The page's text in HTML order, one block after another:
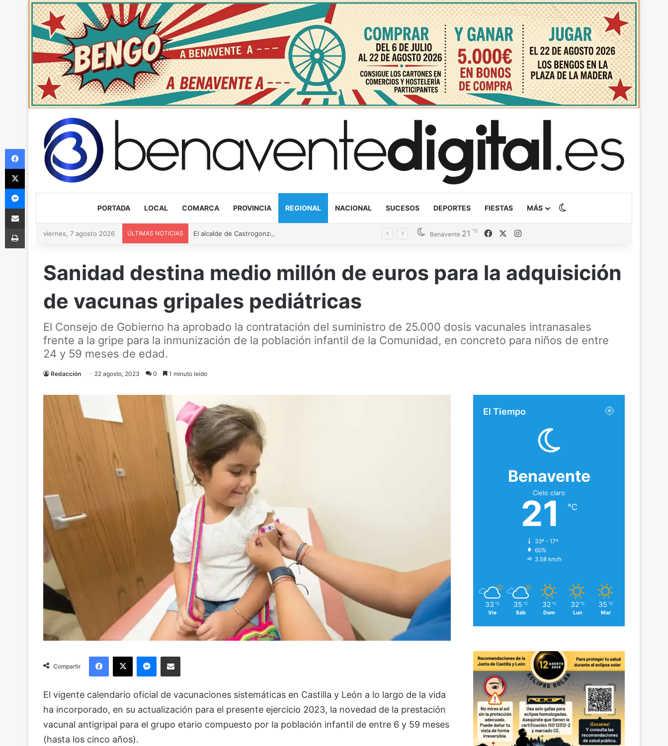
PORTADA LOCAL COMARCA PROVINCIA REGIONAL NACIONAL SUCESOS DEPORTES FIESTAS MÁS
viernes, 7 agosto 2026 ÚLTIMAS NOTICIAS Benavente 21 ℃ FacebookInstagram
Sanidad destina medio millón de euros para la adquisición
de vacunas gripales pediátricas
El Consejo de Gobierno ha aprobado la contratación del suministro de 25.000 dosis vacunales intranasales
frente a la gripe para la inmunización de la población infantil de la Comunidad, en concreto para niños de entre
24 y 59 meses de edad.
Redacción 22 agosto, 2023 0 1 minuto leído
Compartir
Facebook
X Messenger
Compartir via Email
El vigente calendario oficial de vacunaciones sistemáticas en Castilla y León a lo largo de la vida
ha incorporado, en su actualización para el presente ejercicio 2023, la novedad de la prestación
vacunal antigripal para el grupo etario compuesto por la población infantil de entre 6 y 59 meses
(hasta los cinco años).
El Tiempo
Benavente
Cielo claro
21 ℃
33º - 17º
60%
3.58 km/h
33 ℃
Vie
35 ℃
Sáb
32 ℃
Dom
32 ℃
Lun
35 ℃
Mar
Facebook
X
Messenger
Compartir via Email